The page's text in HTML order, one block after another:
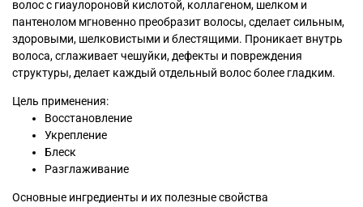
волос с гиаулороновй кислотой, коллагеном, шелком и
пантенолом мгновенно преобразит волосы, сделает сильным,
здоровыми, шелковистыми и блестящими. Проникает внутрь
волоса, сглаживает чешуйки, дефекты и повреждения
структуры, делает каждый отдельный волос более гладким.
Цель применения:
Восстановление
Укрепление
Блеск
Разглаживание
Основные ингредиенты и их полезные свойства